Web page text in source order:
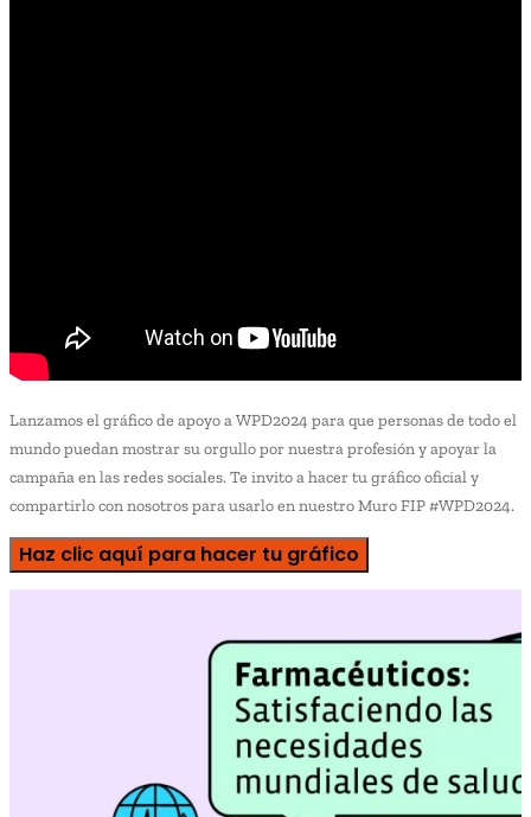
Lanzamos el gráfico de apoyo a WPD2024 para que personas de todo el
mundo puedan mostrar su orgullo por nuestra profesión y apoyar la
campaña en las redes sociales. Te invito a hacer tu gráfico oficial y
compartirlo con nosotros para usarlo en nuestro Muro FIP #WPD2024.
Haz clic aquí para hacer tu gráfico